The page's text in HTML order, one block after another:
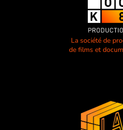
La société de
de films et